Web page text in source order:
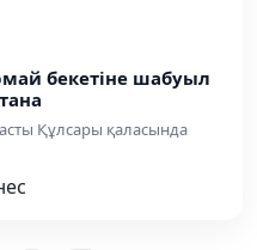
бекетіне шабуыл
Құлсары қаласында